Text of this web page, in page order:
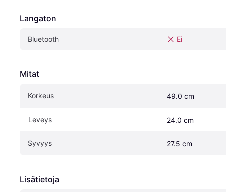
Langaton
Bluetooth Ei
Mitat
Korkeus 49.0 cm
Leveys 24.0 cm
Syvyys 27.5 cm
Lisätietoja